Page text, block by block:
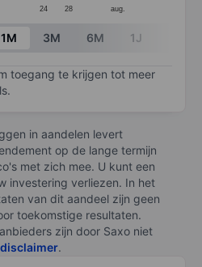
24 28 aug.
1M 3M 6M 1J
toegang te krijgen tot meer
in aandelen levert
op de lange termijn
met zich mee. U kunt een
investering verliezen. In het
van dit aandeel zijn geen
toekomstige resultaten.
zijn door Saxo niet
.